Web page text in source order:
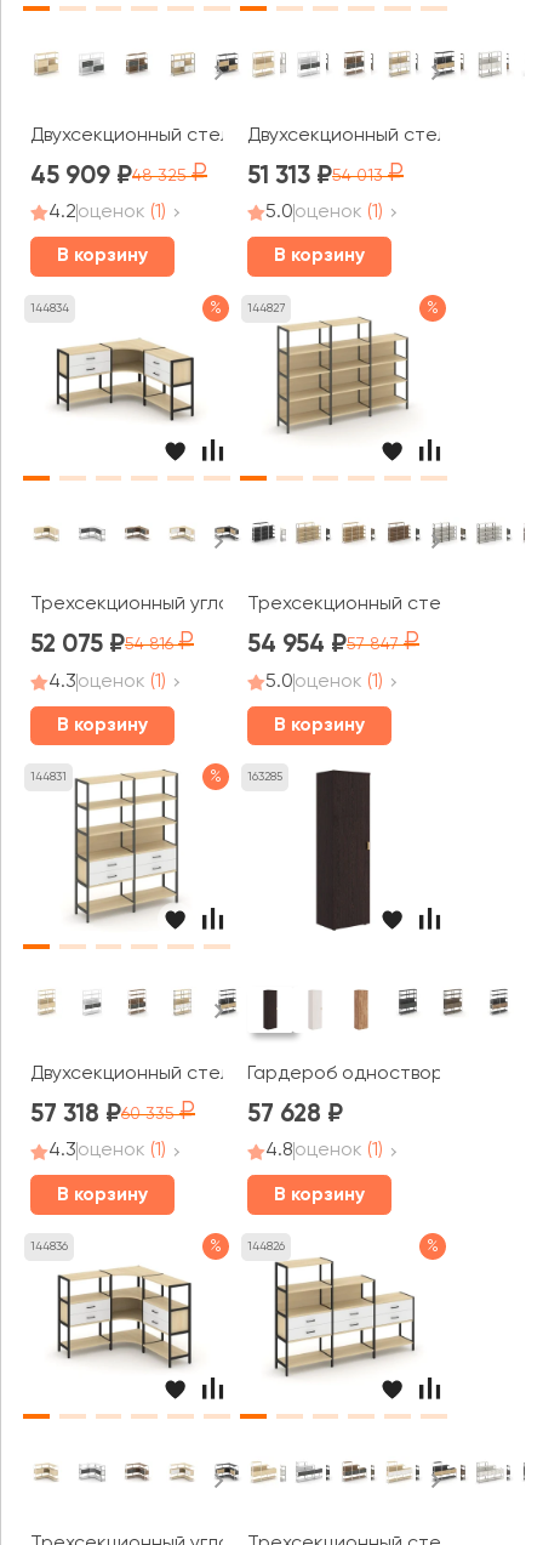
Двухсекционный стеллаж трехярусный с ящиками на
45 909 48 325
4.2оценок (1)
В корзину
Двухсекционный стеллаж
51 313 54 013
5.0оценок (1)
В корзину
144834 %
Трехсекционный угловой стеллаж двухярусный с
52 075 54 816
4.3оценок (1)
В корзину
144827 %
Трехсекционный стеллаж
54 954 57 847
5.0оценок (1)
В корзину
144831 %
Двухсекционный стеллаж пятиярусный с ящиками
57 318 60 335
4.3оценок (1)
В корзину
163285
Гардероб одностворчатый
57 628
4.8оценок (1)
В корзину
144836 % 144826 %